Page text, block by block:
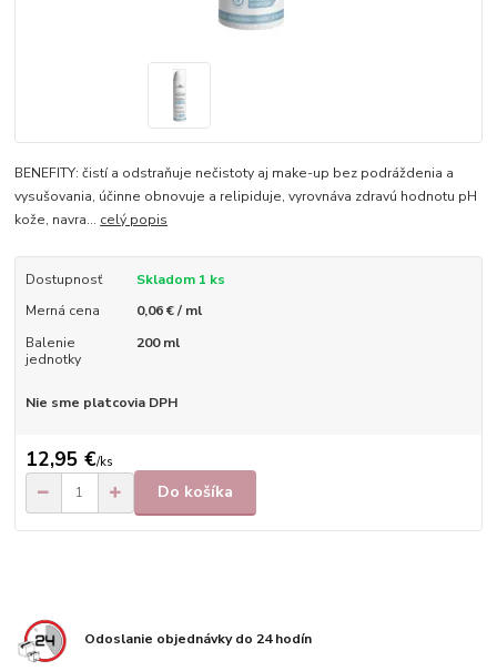
BENEFITY: čistí a odstraňuje nečistoty aj make-up bez podráždenia a
vysušovania, účinne obnovuje a relipiduje, vyrovnáva zdravú hodnotu pH
kože, navra... celý popis
Dostupnosť
Skladom 1 ks
Merná cena
0,06 € / ml
Balenie
jednotky
200 ml
Nie sme platcovia DPH
12,95 €/ks
Do košíka
Odoslanie objednávky do 24 hodín